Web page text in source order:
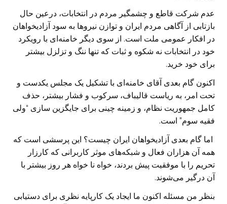
عدم شرکت ‏قاطع و چشمگیر مردم در انتخابات، درعین حال
بازتابی از آگاهی مردم ایران و توازن نیروها به سود آزادیخواهان
در ‏افکار عمومی ملت است. از سوی دیگر خامنه‌ای با رویکرد
خود در انتخابات نه شکوه و ثبات که تنها ننگ و تزلزل ‏بیشتر
برای خود خرید.
اکنون گام بعدی آقای خامنه‌ای با تشکیل یک مجلس یکدست و
تحت امر، به ریاست قالیباف، سرکوب و فشار بیشتر، ‏حذف
کامل جمهوریت نظام، و زمینه چینی برای جایگزین سازی “ولی
فقیه سوم” است.‏
‏ اما گام بعدی آزادیخواهان ایران چیست؟ این پرسشی است که
همه آن هزاران فعال و شبکه‌های موثر کاربرانی که ‏کارزار
تحریم را با موفقیت پیش بردند، خواه نا خواه هر روز بیشتر با
آن درگیر می‌شوند.
بنظر من مسئله اکنون ما ایجاد یک کارپایه نظری برای دستیابی